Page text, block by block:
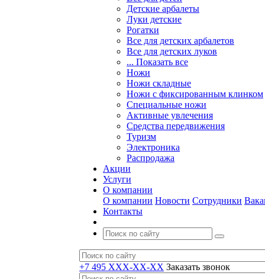
Детские арбалеты
Луки детские
Рогатки
Все для детских арбалетов
Все для детских луков
... Показать все
Ножи
Ножи складные
Ножи с фиксированным клинком
Специальные ножи
Активные увлечения
Средства передвижения
Туризм
Электроника
Распродажа
Акции
Услуги
О компании
О компании Новости Сотрудники
Контакты
+7 495 XXX-XX-XX Заказать звонок